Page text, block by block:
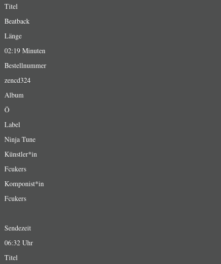
Titel
Beatback
Länge
02:19 Minuten
Bestellnummer
zencd324
Album
Ö
Label
Ninja Tune
Künstler*in
Fcukers
Komponist*in
Fcukers
Sendezeit
06:32 Uhr
Titel